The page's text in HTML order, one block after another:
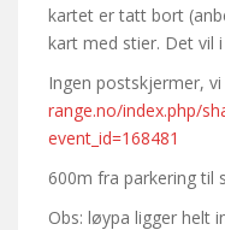
kartet er tatt bort
kart med stier. Det vil
Ingen postskjermer,
range.no/index.php/
event_id=168481
600m fra parkering til
Obs: løypa ligger helt